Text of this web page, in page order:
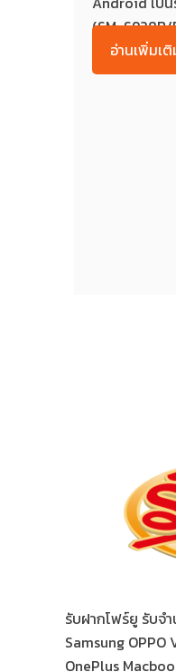
(SM-S928B/
อ่านเพิ่มเ
รับฝากโฟร์ยู รับจ
Samsung
OnePlus